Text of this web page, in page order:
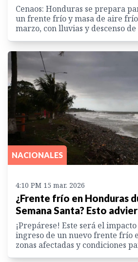
Cenaos: Honduras se prepara
un frente frío y masa de aire frío
marzo, con lluvias y descenso
NACIONALES
4:10 PM 15 mar. 2026
¿Frente frío en Honduras
Semana Santa? Esto
¡Prepárese! Este será el
ingreso de un nuevo frente frío
zonas afectadas y condiciones